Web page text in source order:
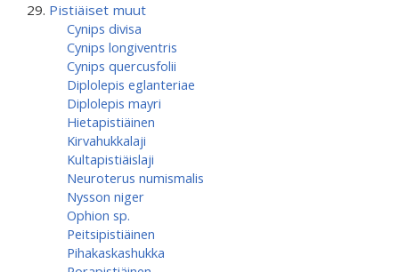
Pistiäiset muut
Cynips divisa
Cynips longiventris
Cynips quercusfolii
Diplolepis eglanteriae
Diplolepis mayri
Hietapistiäinen
Kirvahukkalaji
Kultapistiäislaji
Neuroterus numismalis
Nysson niger
Ophion sp.
Peitsipistiäinen
Pihakaskashukka